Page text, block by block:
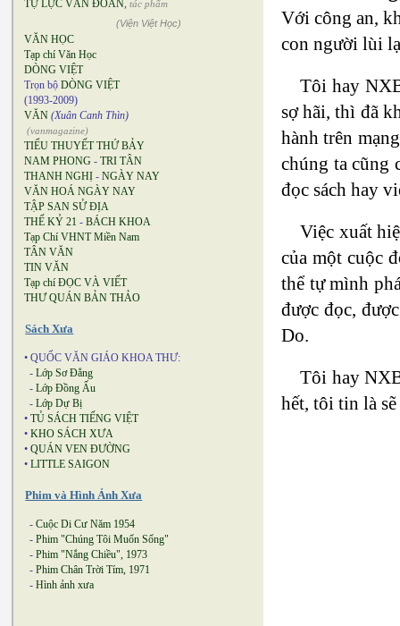
TỰ LỰC VĂN ĐOÀN, tác phẩm
(Viện Việt Học)
VĂN HỌC
Tạp chí Văn Học
DÒNG VIỆT
Trọn bộ DÒNG VIỆT
(1993-2009)
VĂN (Xuân Canh Thìn)
(vanmagazine)
TIỂU THUYẾT THỨ BẢY
NAM PHONG - TRI TÂN
THANH NGHỊ - NGÀY NAY
VĂN HOÁ NGÀY NAY
TẬP SAN SỬ ĐỊA
THẾ KỶ 21 - BÁCH KHOA
Tạp Chí VHNT Miền Nam
TÂN VĂN
TIN VĂN
Tạp chí ĐỌC VÀ VIẾT
THƯ QUÁN BẢN THẢO
Sách Xưa
• QUỐC VĂN GIÁO KHOA THƯ:
- Lớp Sơ Đẳng
- Lớp Đồng Ấu
- Lớp Dự Bị
• TỦ SÁCH TIẾNG VIỆT
• KHO SÁCH XƯA
• QUÁN VEN ĐƯỜNG
• LITTLE SAIGON
Phim và Hình Ảnh Xưa
- Cuộc Di Cư Năm 1954
- Phim "Chúng Tôi Muốn Sống"
- Phim "Nắng Chiều", 1973
- Phim Chân Trời Tím, 1971
- Hình ảnh xưa
Với công an,
con người lùi
Tôi hay
sợ hãi, thì đã
hành trên
chúng ta cũng
đọc sách hay
Việc xuất
của một cuộc
thể tự mình
được đọc,
Do.
Tôi hay
hết, tôi tin là